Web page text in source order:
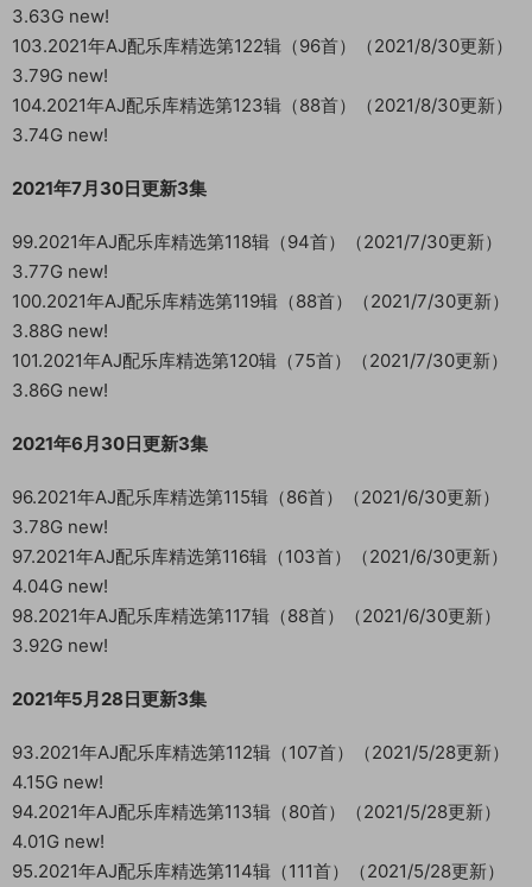
3.63G new!
103.2021年AJ配乐库精选第122辑（96首）（2021/8/30更新）
3.79G new!
104.2021年AJ配乐库精选第123辑（88首）（2021/8/30更新）
3.74G new!
2021年7月30日更新3集
99.2021年AJ配乐库精选第118辑（94首）（2021/7/30更新）
3.77G new!
100.2021年AJ配乐库精选第119辑（88首）（2021/7/30更新）
3.88G new!
101.2021年AJ配乐库精选第120辑（75首）（2021/7/30更新）
3.86G new!
2021年6月30日更新3集
96.2021年AJ配乐库精选第115辑（86首）（2021/6/30更新）
3.78G new!
97.2021年AJ配乐库精选第116辑（103首）（2021/6/30更新）
4.04G new!
98.2021年AJ配乐库精选第117辑（88首）（2021/6/30更新）
3.92G new!
2021年5月28日更新3集
93.2021年AJ配乐库精选第112辑（107首）（2021/5/28更新）
4.15G new!
94.2021年AJ配乐库精选第113辑（80首）（2021/5/28更新）
4.01G new!
95.2021年AJ配乐库精选第114辑（111首）（2021/5/28更新）